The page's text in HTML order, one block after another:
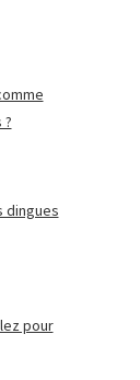
dingues
pour